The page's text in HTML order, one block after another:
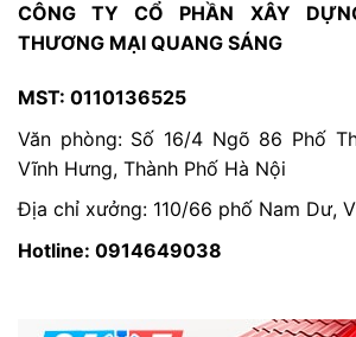
CÔNG TY CỔ PHẦN XÂY
THƯƠNG MẠI QUANG SÁNG
MST: 0110136525
Văn phòng: Số 16/4 Ngõ 86 Phố
Vĩnh Hưng, Thành Phố Hà Nội
Địa chỉ xưởng: 110/66 phố Nam Dư,
Hotline: 0914649038